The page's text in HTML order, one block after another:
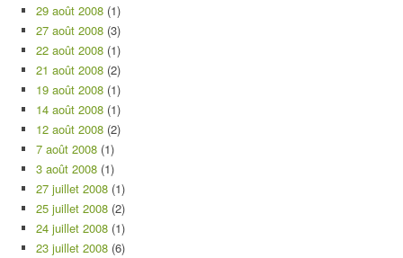
29 août 2008 (1)
27 août 2008 (3)
22 août 2008 (1)
21 août 2008 (2)
19 août 2008 (1)
14 août 2008 (1)
12 août 2008 (2)
7 août 2008 (1)
3 août 2008 (1)
27 juillet 2008 (1)
25 juillet 2008 (2)
24 juillet 2008 (1)
23 juillet 2008 (6)